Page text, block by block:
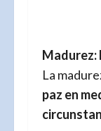
Madurez:
La
paz en